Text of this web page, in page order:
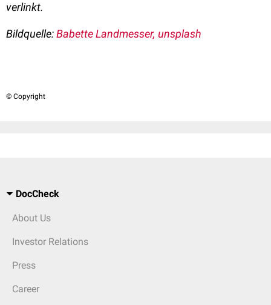
verlinkt.
Bildquelle:Babette Landmesser, unsplash
© Copyright
DocCheck
About Us
Investor Relations
Press
Career